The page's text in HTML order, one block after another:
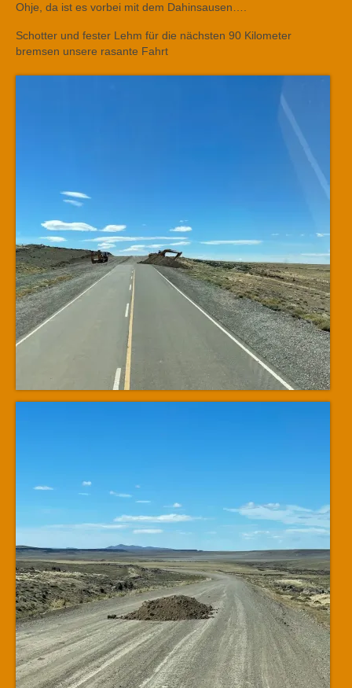
Ohje, da ist es vorbei mit dem Dahinsausen….
Schotter und fester Lehm für die nächsten 90 Kilometer
bremsen unsere rasante Fahrt